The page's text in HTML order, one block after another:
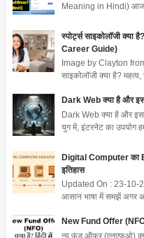
Meaning in Hindi) आज
स्पोर्ट्स साइकोलॉजी
Career Guide)
Image by Clayton
साइकोलॉजी क्या है?
Dark Web क्या है और
Dark Web क्या है और
युग में, इंटरनेट का उपयोग
Digital Computer का
इतिहास
Updated On : 23-
आसान भाषा में समझें अगर
New Fund Offer
न्यू फंड ऑफर (एनएफओ)